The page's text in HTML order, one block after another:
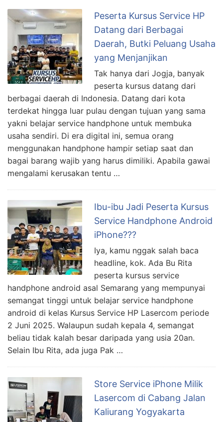
Peserta Kursus Service HP
Datang dari Berbagai
Daerah, Butki Peluang Usaha
yang Menjanjikan
Tak hanya dari Jogja, banyak
peserta kursus datang dari
berbagai daerah di Indonesia. Datang dari kota
terdekat hingga luar pulau dengan tujuan yang sama
yakni belajar service handphone untuk membuka
usaha sendiri. Di era digital ini, semua orang
menggunakan handphone hampir setiap saat dan
bagai barang wajib yang harus dimiliki. Apabila gawai
mengalami kerusakan tentu …
Ibu-ibu Jadi Peserta Kursus
Service Handphone Android
iPhone???
Iya, kamu nggak salah baca
headline, kok. Ada Bu Rita
peserta kursus service
handphone android asal Semarang yang mempunyai
semangat tinggi untuk belajar service handphone
android di kelas Kursus Service HP Lasercom periode
2 Juni 2025. Walaupun sudah kepala 4, semangat
beliau tidak kalah besar daripada yang usia 20an.
Selain Ibu Rita, ada juga Pak …
Store Service iPhone Milik
Lasercom di Cabang Jalan
Kaliurang Yogyakarta